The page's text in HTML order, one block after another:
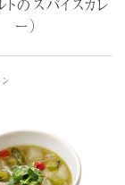
トのスパイスカレ
ー）